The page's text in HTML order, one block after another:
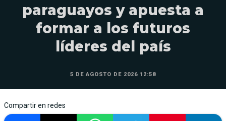
paraguayos y apuesta a
formar a los futuros
líderes del país
5 DE AGOSTO DE 2026 12:58
Compartir en redes